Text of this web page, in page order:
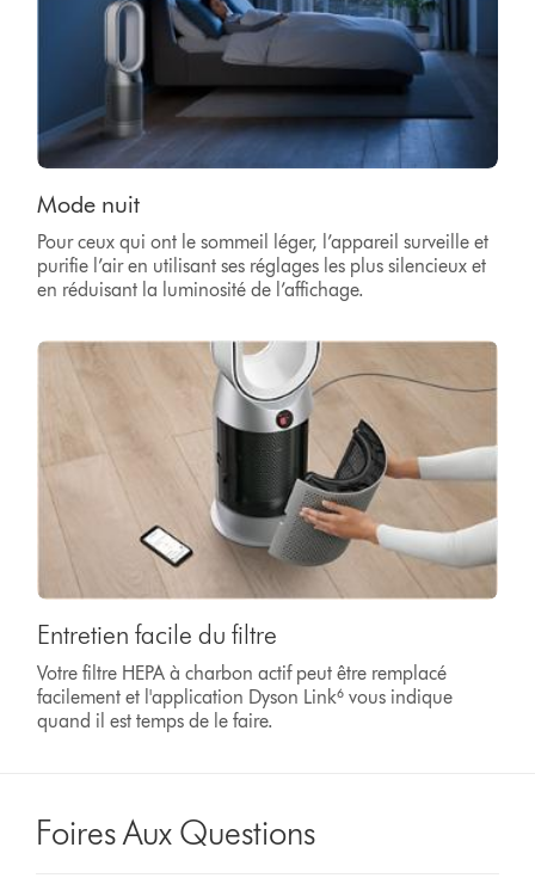
Mode nuit
Pour ceux qui ont le sommeil léger, l’appareil surveille et
purifie l’air en utilisant ses réglages les plus silencieux et
en réduisant la luminosité de l’affichage.
Entretien facile du filtre
Votre filtre HEPA à charbon actif peut être remplacé
facilement et l'application Dyson Link⁶ vous indique
quand il est temps de le faire.
Foires Aux Questions